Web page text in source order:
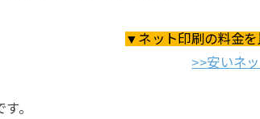
▼ネット印刷の料金
>>安いネ
。